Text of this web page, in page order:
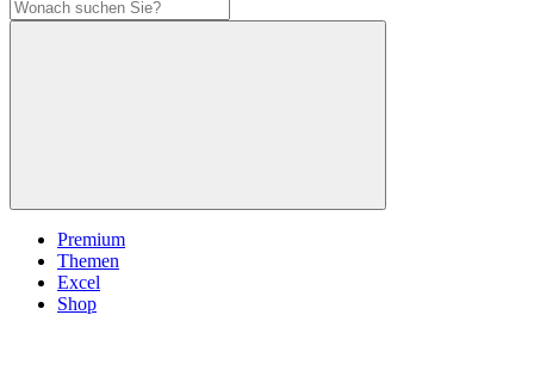
Premium
Themen
Excel
Shop